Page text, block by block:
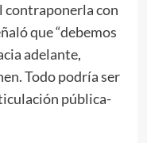
contraponerla con
que “debemos
adelante,
Todo podría ser
pública-